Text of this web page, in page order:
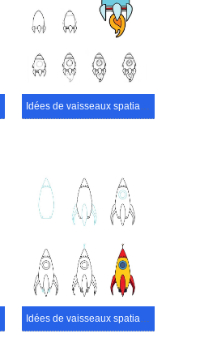
Idées de vaisseaux spatiaux (17)
Idées de vaisseaux spatiaux (39)